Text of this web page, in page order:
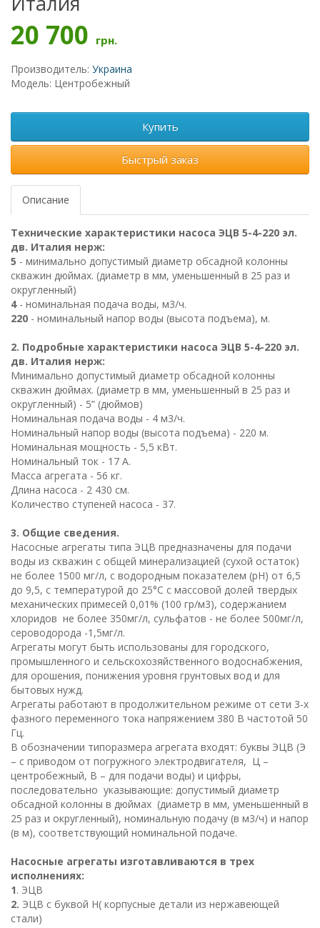
20 700 грн.
Производитель: Украина
Модель: Центробежный
Купить
Быстрый заказ
Описание
Технические характеристики насоса ЭЦВ 5-4-220 эл.
дв. Италия нерж:
5 - минимально допустимый диаметр обсадной колонны
скважин дюймах. (диаметр в мм, уменьшенный в 25 раз и
округленный)
4- номинальная подача воды, м3/ч.
220 - номинальный напор воды (высота подъема), м.
2. Подробные характеристики насоса ЭЦВ 5-4-220 эл.
дв. Италия нерж:
Минимально допустимый диаметр обсадной колонны
скважин дюймах. (диаметр в мм, уменьшенный в 25 раз и
округленный) - 5” (дюймов)
Номинальная подача воды - 4 м3/ч.
Номинальный напор воды (высота подъема) - 220 м.
Номинальная мощность - 5,5 кВт.
Номинальный ток - 17 А.
Масса агрегата - 56 кг.
Длина насоса - 2 430 см.
Количество ступеней насоса - 37.
3. Общие сведения.
Насосные агрегаты типа ЭЦВ предназначены для подачи
воды из скважин с общей минерализацией (сухой остаток)
не более 1500 мг/л, с водородным показателем (рН) от 6,5
до 9,5, с температурой до 25°С с массовой долей твердых
механических примесей 0,01% (100 гр/м3), содержанием
хлоридов не более 350мг/л, сульфатов - не более 500мг/л,
сероводорода -1,5мг/л.
Агрегаты могут быть использованы для городского,
промышленного и сельскохозяйственного водоснабжения,
для орошения, понижения уровня грунтовых вод и для
бытовых нужд.
Агрегаты работают в продолжительном режиме от сети 3-х
фазного переменного тока напряжением 380 В частотой 50
Гц.
В обозначении типоразмера агрегата входят: буквы ЭЦВ (Э
– с приводом от погружного электродвигателя, Ц –
центробежный, В – для подачи воды) и цифры,
последовательно указывающие: допустимый диаметр
обсадной колонны в дюймах (диаметр в мм, уменьшенный в
25 раз и округленный), номинальную подачу (в м3/ч) и напор
(в м), соответствующий номинальной подаче.
Насосные агрегаты изготавливаются в трех
исполнениях:
1. ЭЦВ
2. ЭЦВ с буквой Н( корпусные детали из нержавеющей
стали)